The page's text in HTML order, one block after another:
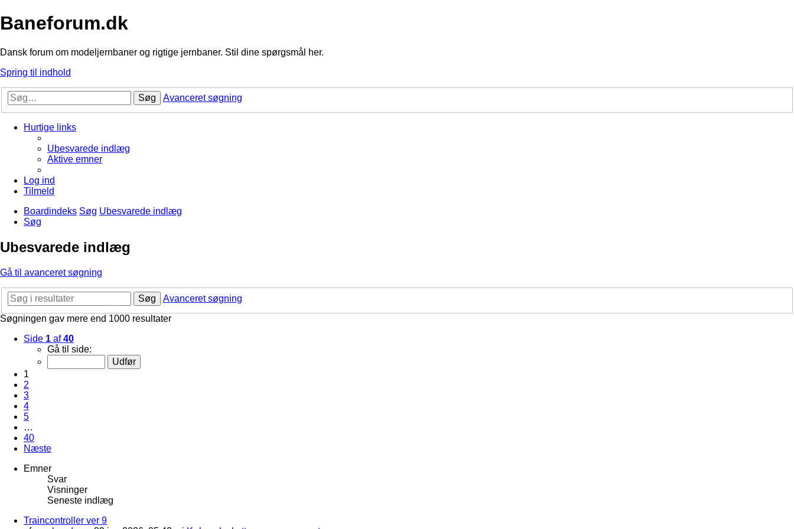
Baneforum.dk
Dansk forum om modeljernbaner og rigtige jernbaner. Stil dine spørgsmål her.
Spring til indhold
Søg Avanceret søgning
Hurtige links
Ubesvarede indlæg
Aktive emner
Log ind
Tilmeld
Boardindeks Søg Ubesvarede indlæg
Søg
Ubesvarede indlæg
Gå til avanceret søgning
Søg
Avanceret søgning
Søgningen gav mere end 1000 resultater
Side 1 af40
Gå til side:
1
2
3
4
5
…
40
Næste
Emner
Svar
Visninger
Seneste indlæg
Traincontroller ver 9